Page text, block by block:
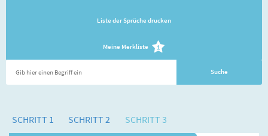
Liste der Sprüche drucken
Meine Merkliste 1
SCHRITT 1 SCHRITT 2 SCHRITT 3